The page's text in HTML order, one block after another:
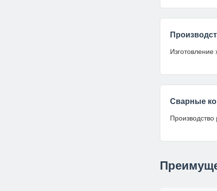
Сварные
Производство